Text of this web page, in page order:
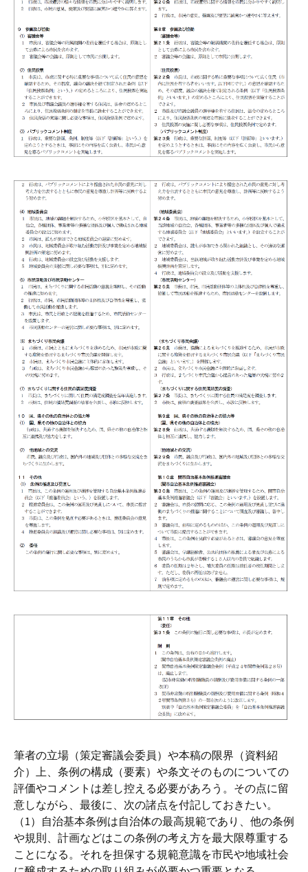
筆者の立場（策定審議会委員）や本稿の限界（資料紹
介）上、条例の構成（要素）や条文そのものについての
評価やコメントは差し控える必要があろう。その点に留
意しながら、最後に、次の諸点を付記しておきたい。
（1）自治基本条例は自治体の最高規範であり、他の条例
や規則、計画などはこの条例の考え方を最大限尊重する
ことになる。それを担保する規範意識を市民や地域社会